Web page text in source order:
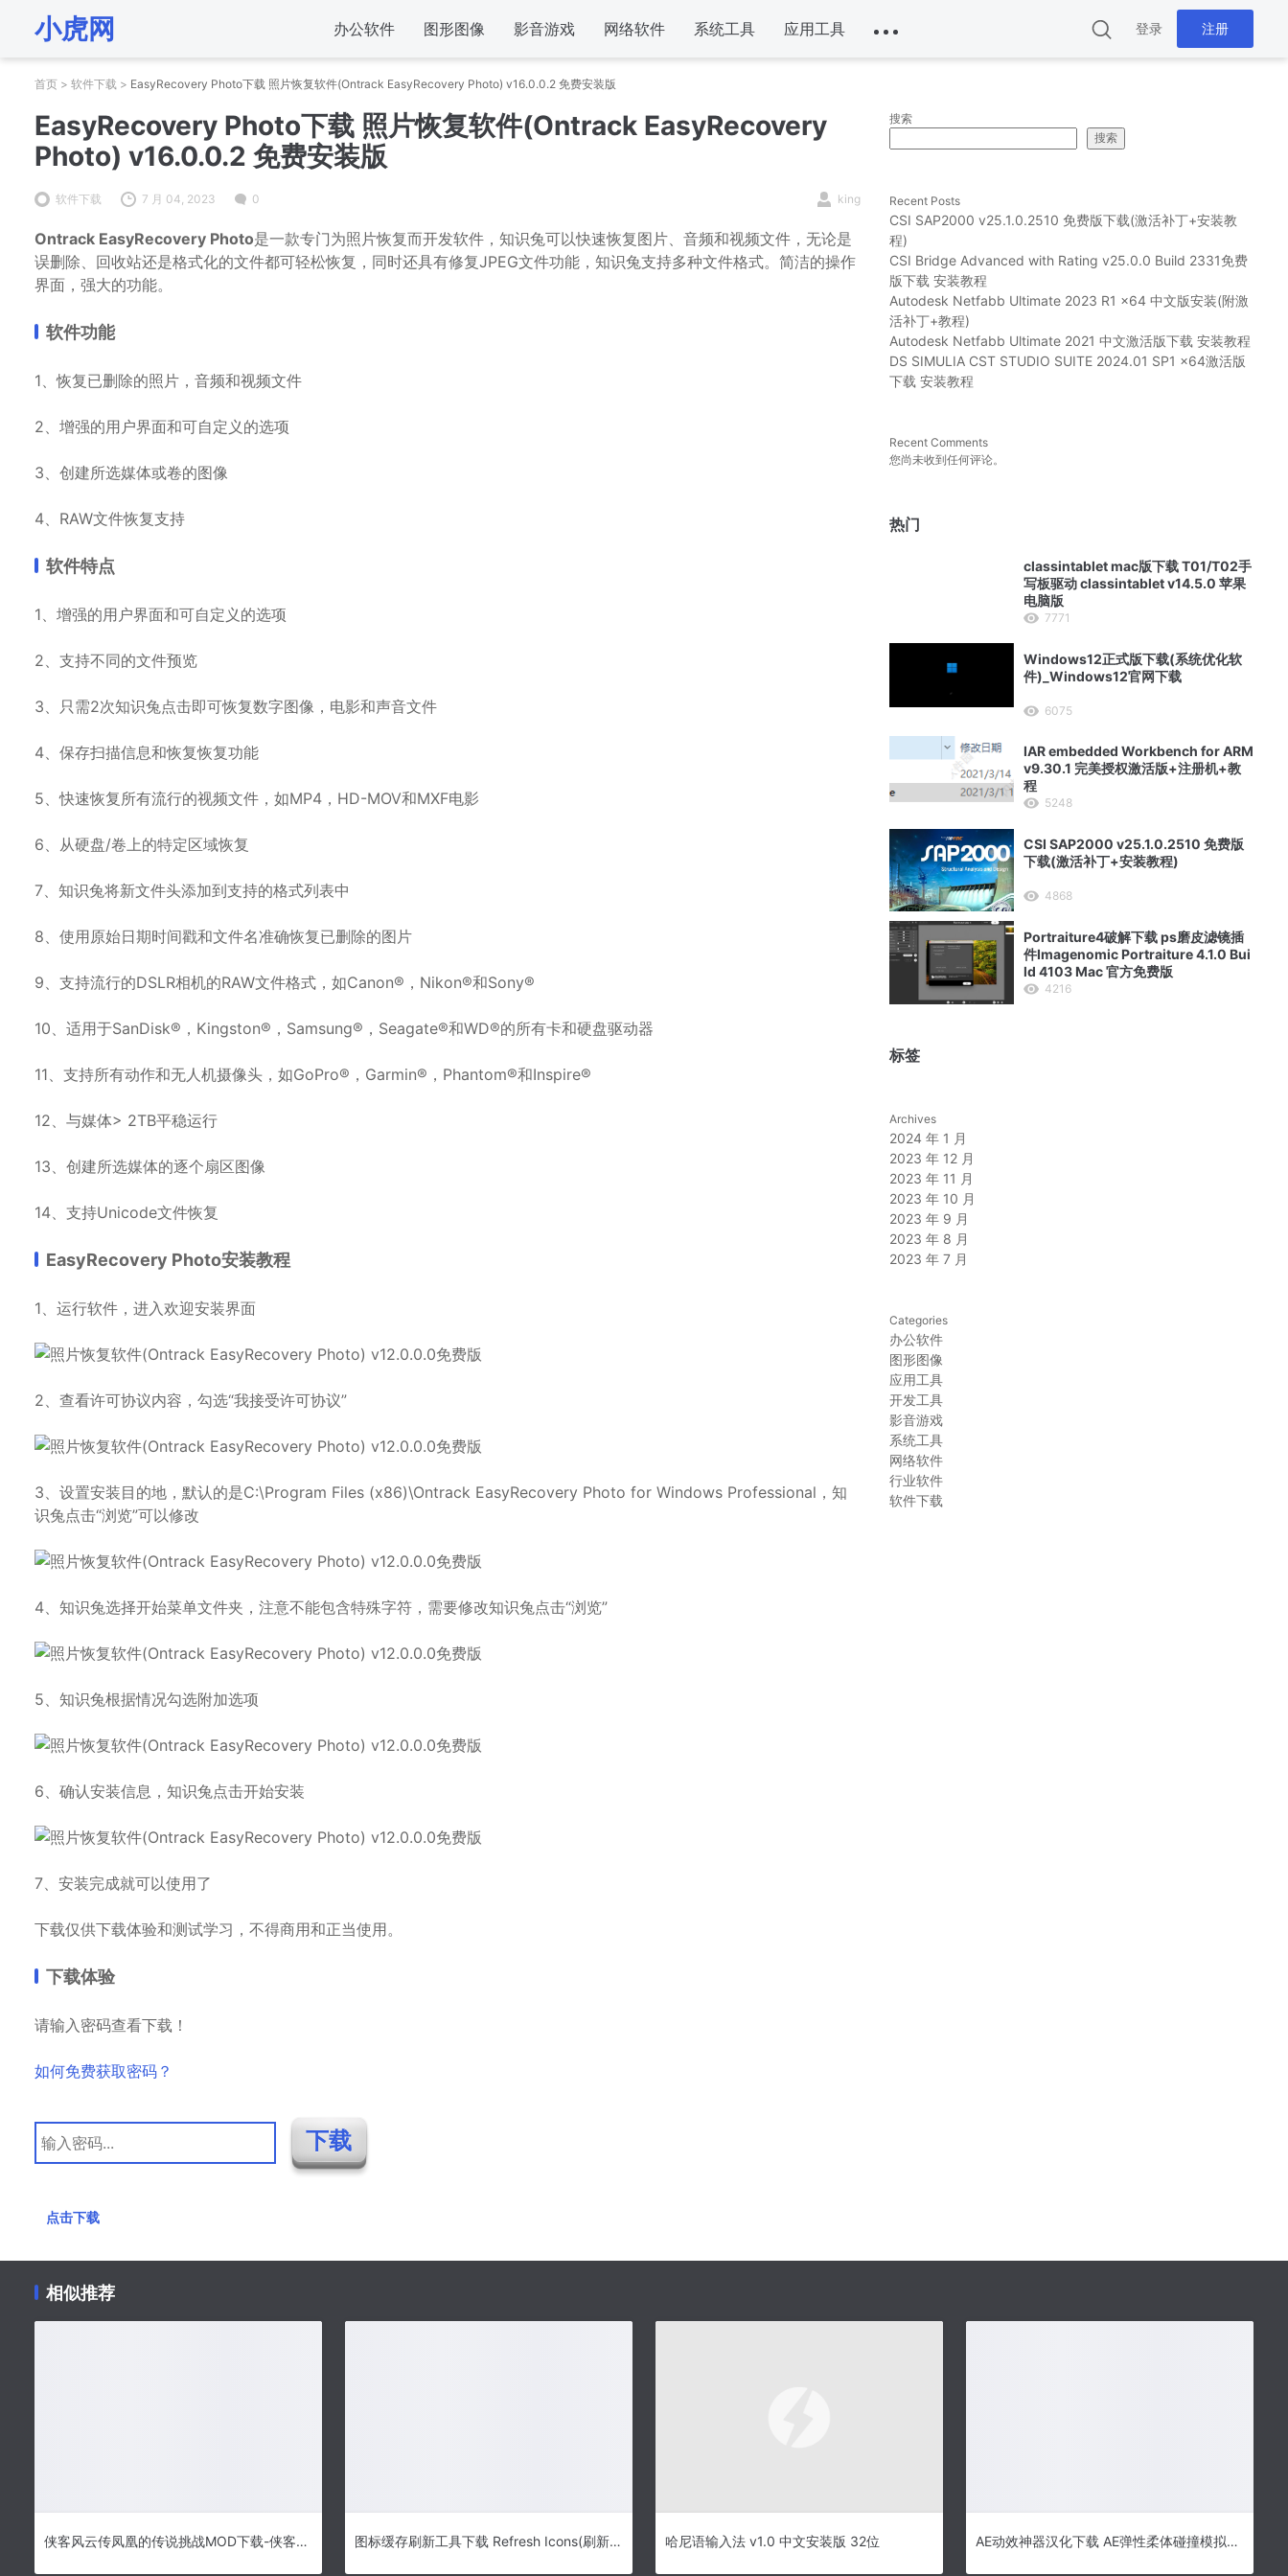
小虎网 办公软件 图形图像 影音游戏 网络软件 系统工具 应用工具 登录 注册
首页 > 软件下载 > EasyRecovery Photo下载 照片恢复软件(Ontrack EasyRecovery Photo) v16.0.0.2 免费安装版
EasyRecovery Photo下载 照片恢复软件(Ontrack EasyRecovery
Photo) v16.0.0.2 免费安装版
软件下载 7 月 04, 2023 0 king
Ontrack EasyRecovery Photo是一款专门为照片恢复而开发软件，知识兔可以快速恢复图片、音频和视频文件，无论是
误删除、回收站还是格式化的文件都可轻松恢复，同时还具有修复JPEG文件功能，知识兔支持多种文件格式。简洁的操作
界面，强大的功能。
软件功能
1、恢复已删除的照片，音频和视频文件
2、增强的用户界面和可自定义的选项
3、创建所选媒体或卷的图像
4、RAW文件恢复支持
软件特点
1、增强的用户界面和可自定义的选项
2、支持不同的文件预览
3、只需2次知识兔点击即可恢复数字图像，电影和声音文件
4、保存扫描信息和恢复恢复功能
5、快速恢复所有流行的视频文件，如MP4，HD-MOV和MXF电影
6、从硬盘/卷上的特定区域恢复
7、知识兔将新文件头添加到支持的格式列表中
8、使用原始日期时间戳和文件名准确恢复已删除的图片
9、支持流行的DSLR相机的RAW文件格式，如Canon®，Nikon®和Sony®
10、适用于SanDisk®，Kingston®，Samsung®，Seagate®和WD®的所有卡和硬盘驱动器
11、支持所有动作和无人机摄像头，如GoPro®，Garmin®，Phantom®和Inspire®
12、与媒体> 2TB平稳运行
13、创建所选媒体的逐个扇区图像
14、支持Unicode文件恢复
EasyRecovery Photo安装教程
1、运行软件，进入欢迎安装界面
2、查看许可协议内容，勾选“我接受许可协议”
3、设置安装目的地，默认的是C:\Program Files (x86)\Ontrack EasyRecovery Photo for Windows Professional，知
识兔点击“浏览”可以修改
4、知识兔选择开始菜单文件夹，注意不能包含特殊字符，需要修改知识兔点击“浏览”
5、知识兔根据情况勾选附加选项
6、确认安装信息，知识兔点击开始安装
7、安装完成就可以使用了
下载仅供下载体验和测试学习，不得商用和正当使用。
下载体验
请输入密码查看下载！
如何免费获取密码？
点击下载
搜索
搜索
Recent Posts
CSI SAP2000 v25.1.0.2510 免费版下载(激活补丁+安装教
程)
CSI Bridge Advanced with Rating v25.0.0 Build 2331免费
版下载 安装教程
Autodesk Netfabb Ultimate 2023 R1 x64 中文版安装(附激
活补丁+教程)
Autodesk Netfabb Ultimate 2021 中文激活版下载 安装教程
DS SIMULIA CST STUDIO SUITE 2024.01 SP1 x64激活版
下载 安装教程
Recent Comments
您尚未收到任何评论。
热门
classintablet mac版下载 T01/T02手
写板驱动 classintablet v14.5.0 苹果
电脑版
7771
Windows12正式版下载(系统优化软
件)_Windows12官网下载
6075
IAR embedded Workbench for ARM
v9.30.1 完美授权激活版+注册机+教
程
5248
CSI SAP2000 v25.1.0.2510 免费版
下载(激活补丁+安装教程)
4868
Portraiture4破解下载 ps磨皮滤镜插
件Imagenomic Portraiture 4.1.0 Bui
ld 4103 Mac 官方免费版
4216
标签
Archives
2024 年 1 月
2023 年 12 月
2023 年 11 月
2023 年 10 月
2023 年 9 月
2023 年 8 月
2023 年 7 月
Categories
办公软件
图形图像
应用工具
开发工具
影音游戏
系统工具
网络软件
行业软件
软件下载
相似推荐
侠客风云传凤凰的传说挑战MOD下载-侠客风云传凤凰的传说挑战免费版下载 图标缓存刷新工具下载 Refresh Icons(刷新图标缓存工具) v1.0 免装版(附使用方法) 哈尼语输入法 v1.0 中文安装版 32位 AE动效神器汉化下载 AE弹性柔体碰撞模拟MG动画脚本Aescripts SoftBody v1.2.0 Win/Mac中文版(附方法)